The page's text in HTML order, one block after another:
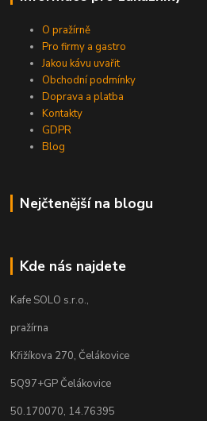
O pražírně
Pro firmy a gastro
Jakou kávu uvařit
Obchodní podmínky
Doprava a platba
Kontakty
GDPR
Blog
Nejčtenější na blogu
Kde nás najdete
Kafe SOLO s.r.o.,
pražírna
Křižíkova 270, Čelákovice
5Q97+GP Čelákovice
50.170070, 14.76395